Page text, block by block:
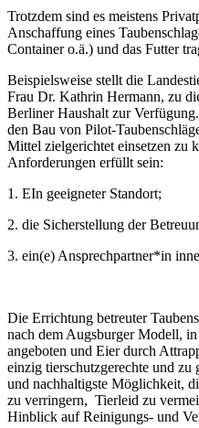
Trotzdem sind es meistens
Anschaffung eines
Container o.ä.) und das Futter
Beispielsweise stellt die
Frau Dr. Kathrin Hermann, zu
Berliner Haushalt zur
den Bau von Pilot-
Mittel zielgerichtet einsetzen zu
Anforderungen erfüllt sein:
1. EIn geeigneter Standort;
2. die Sicherstellung der
3. ein(e) Ansprechpartner*in
Die Errichtung betreuter
nach dem Augsburger Modell,
angeboten und Eier durch
einzig tierschutzgerechte und zu
und nachhaltigste Möglichkeit,
zu verringern, Tierleid zu
Hinblick auf Reinigungs- und